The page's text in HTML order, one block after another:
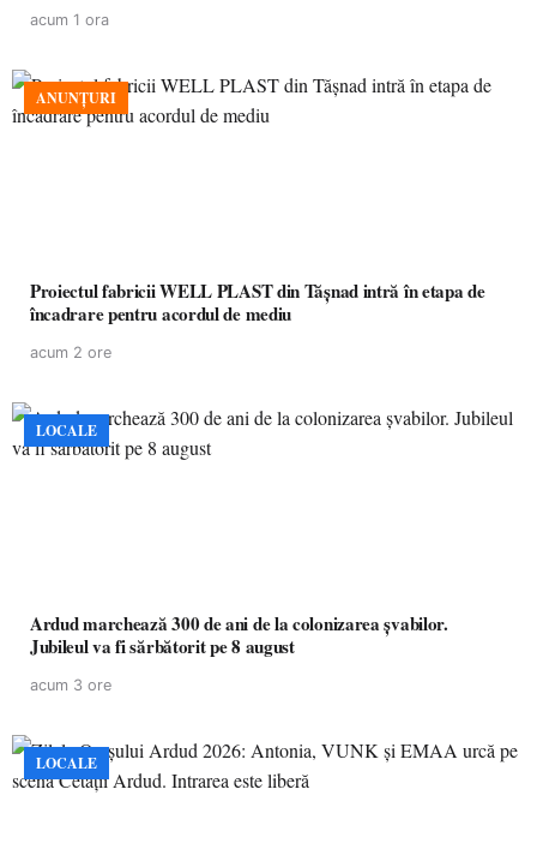
acum 1 ora
ANUNȚURI
Proiectul fabricii WELL PLAST din Tășnad intră în etapa de
încadrare pentru acordul de mediu
acum 2 ore
LOCALE
Ardud marchează 300 de ani de la colonizarea șvabilor.
Jubileul va fi sărbătorit pe 8 august
acum 3 ore
LOCALE